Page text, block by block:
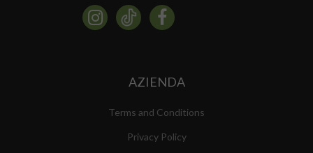
AZIENDA
Terms and Conditions
Privacy Policy